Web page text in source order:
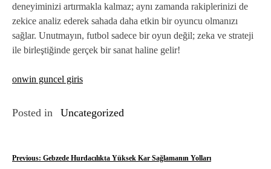
deneyiminizi artırmakla kalmaz; aynı zamanda rakiplerinizi de
zekice analiz ederek sahada daha etkin bir oyuncu olmanızı
sağlar. Unutmayın, futbol sadece bir oyun değil; zeka ve strateji
ile birleştiğinde gerçek bir sanat haline gelir!
onwin guncel giris
Posted in Uncategorized
Y
Previous: Gebzede Hurdacılıkta Yüksek Kar Sağlamanın Yolları